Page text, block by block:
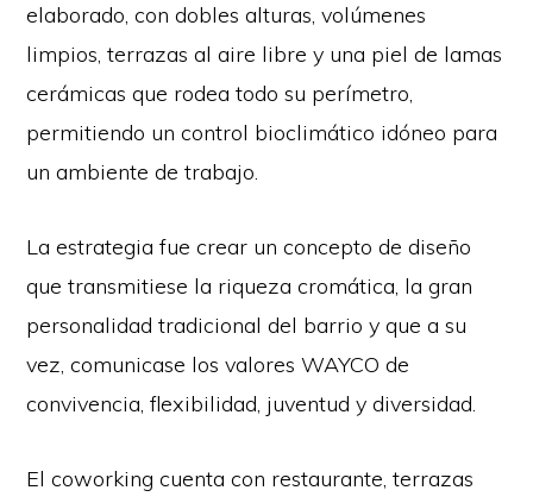
elaborado, con dobles alturas, volúmenes
limpios, terrazas al aire libre y una piel de lamas
cerámicas que rodea todo su perímetro,
permitiendo un control bioclimático idóneo para
un ambiente de trabajo.
La estrategia fue crear un concepto de diseño
que transmitiese la riqueza cromática, la gran
personalidad tradicional del barrio y que a su
vez, comunicase los valores WAYCO de
convivencia, flexibilidad, juventud y diversidad.
El coworking cuenta con restaurante, terrazas